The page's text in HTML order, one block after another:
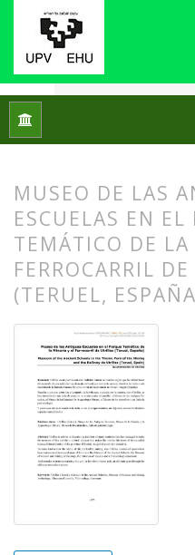
Inicio
MUSEO DE LAS
ESCUELAS EN EL
TEMÁTICO DE
FERROCARRIL
(TERUEL,